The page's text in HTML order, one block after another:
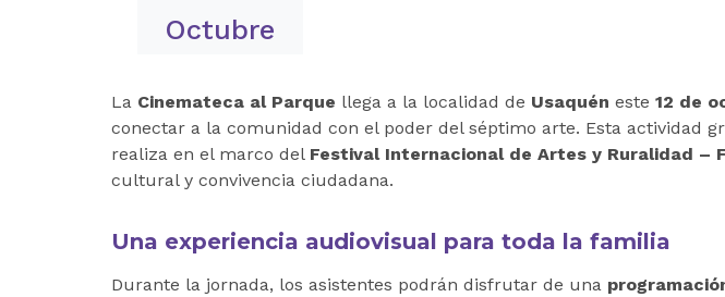
Octubre
La Cinemateca al Parque llega a la localidad de Usaquén este 12 de
conectar a la comunidad con el poder del séptimo arte. Esta actividad
realiza en el marco del Festival Internacional de Artes y Ruralidad –
cultural y convivencia ciudadana.
Una experiencia audiovisual para toda la familia
Durante la jornada, los asistentes podrán disfrutar de una